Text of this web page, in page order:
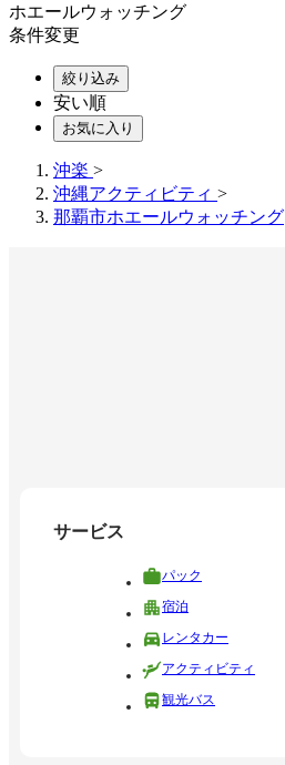
ホエールウォッチング
条件変更
絞り込み
安い順
お気に入り
沖楽 >
沖縄アクティビティ >
那覇市ホエールウォッチング
サービス
パック
宿泊
レンタカー
アクティビティ
観光バス